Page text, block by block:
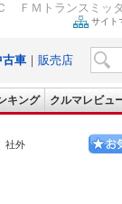
Ｍトランスミッタ
サイト
古車 ｜ 販売店
キング クルマレビュ
社外